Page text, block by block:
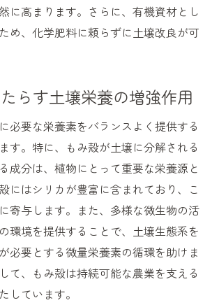
に高まります。さらに、有機資材とし
め、化学肥料に頼らずに土壌改良が可
らす土壌栄養の増強作用
必要な栄養素をバランスよく提供する
す。特に、もみ殻が土壌に分解される
成分は、植物にとって重要な栄養源と
にはシリカが豊富に含まれており、こ
寄与します。また、多様な微生物の活
環境を提供することで、土壌生態系を
必要とする微量栄養素の循環を助けま
て、もみ殻は持続可能な農業を支える
しています。